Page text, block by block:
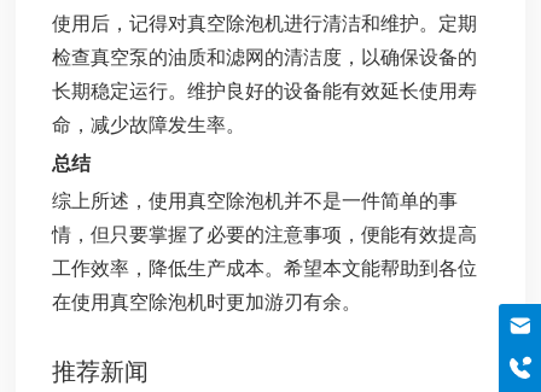
使用后，记得对真空除泡机进行清洁和维护。定期
检查真空泵的油质和滤网的清洁度，以确保设备的
长期稳定运行。维护良好的设备能有效延长使用寿
命，减少故障发生率。
总结
综上所述，使用真空除泡机并不是一件简单的事
情，但只要掌握了必要的注意事项，便能有效提高
工作效率，降低生产成本。希望本文能帮助到各位
在使用真空除泡机时更加游刃有余。
推荐新闻